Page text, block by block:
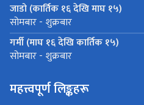
जाडो (कार्तिक १६ देखि माघ १५)
सोमबार - शुक्रबार
गर्मी (माघ १६ देखि कार्तिक १५)
सोमबार - शुक्रबार
महत्त्वपूर्ण लिङ्कहरू